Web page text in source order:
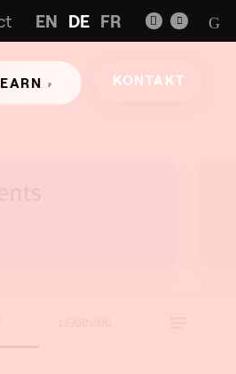
EN DE FR
KONTAKT